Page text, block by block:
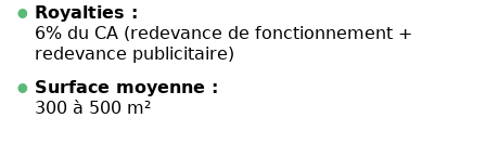
Royalties :
6% du CA (redevance de fonctionnement +
redevance publicitaire)
Surface moyenne :
300 à 500 m²